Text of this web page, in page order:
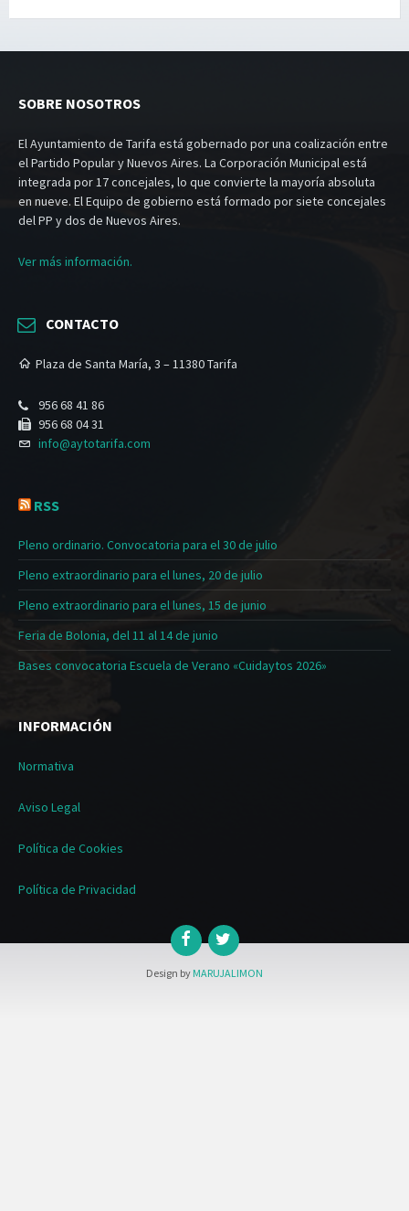
SOBRE NOSOTROS
El Ayuntamiento de Tarifa está gobernado por una coalización entre
el Partido Popular y Nuevos Aires. La Corporación Municipal está
integrada por 17 concejales, lo que convierte la mayoría absoluta
en nueve. El Equipo de gobierno está formado por siete concejales
del PP y dos de Nuevos Aires.
Ver más información.
CONTACTO
Plaza de Santa María, 3 – 11380 Tarifa
956 68 41 86
956 68 04 31
info@aytotarifa.com
RSS
Pleno ordinario. Convocatoria para el 30 de julio
Pleno extraordinario para el lunes, 20 de julio
Pleno extraordinario para el lunes, 15 de junio
Feria de Bolonia, del 11 al 14 de junio
Bases convocatoria Escuela de Verano «Cuidaytos 2026»
INFORMACIÓN
Normativa
Aviso Legal
Política de Cookies
Política de Privacidad
Design by MARUJALIMON